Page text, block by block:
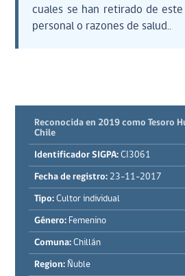
cuales se han retirado de
personal o razones de salud..
Reconocida en 2019 como Tesoro
Chile
Identificador SIGPA: CI3061
Fecha de registro: 23-11-2017
Tipo: Cultor individual
Género: Femenino
Comuna: Chillán
Region: Ñuble